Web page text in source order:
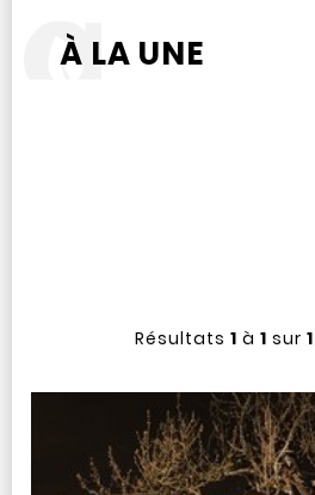
À LA UNE
Résultats 1 à 1 sur 1